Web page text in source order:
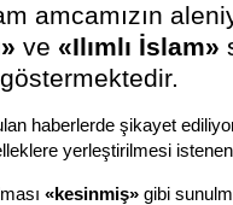
amcamızın
ve «Ilımlı İslam»
haberlerde şikayet
yerleştirilmesi
«kesinmiş» gibi